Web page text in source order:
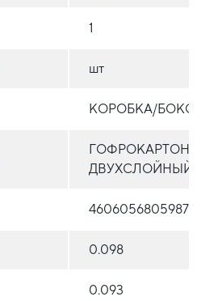
1
шт
КОРОБКА/БОКС
ГОФРОКАРТОН
ДВУХСЛОЙНЫЙ
4606056805987
0.098
0.093